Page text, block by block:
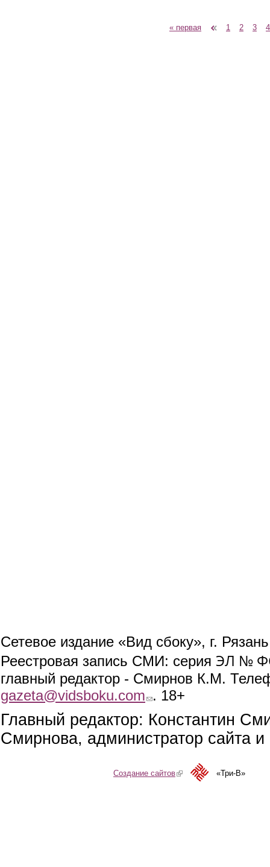
« первая 1 2 3 4
Сетевое издание «Вид сбоку», г.
Реестровая запись СМИ: серия ЭЛ №
главный редактор - Смирнов К.М.
gazeta@vidsboku.com (link sends e-mail)
. 18+
Главный редактор: Константин
Смирнова, администратор сайта
Создание сайтов(link is external)«Три-В»